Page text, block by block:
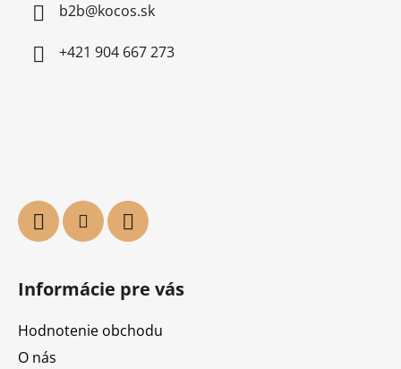
b2b@kocos.sk
+421 904 667 273
Informácie pre vás
Hodnotenie obchodu
O nás